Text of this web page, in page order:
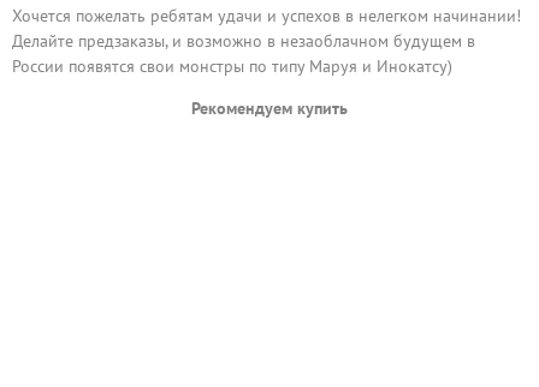
Хочется пожелать ребятам удачи и успехов в нелегком начинании!
Делайте предзаказы, и возможно в незаоблачном будущем в
России появятся свои монстры по типу Маруя и Инокатсу)
Рекомендуем купить